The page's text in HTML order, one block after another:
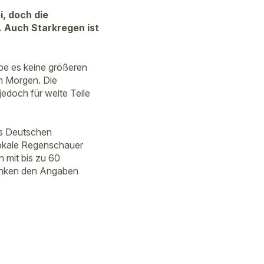
doch die
Auch Starkregen ist
es keine größeren
Morgen. Die
für weite Teile
Deutschen
Regenschauer
mit bis zu 60
den Angaben